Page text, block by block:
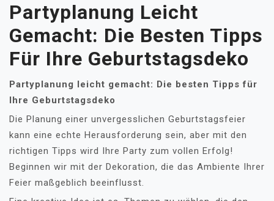
Partyplanung Leicht
Gemacht: Die Besten Tipps
Für Ihre Geburtstagsdeko
Partyplanung leicht gemacht: Die besten Tipps für
Ihre Geburtstagsdeko
Die Planung einer unvergesslichen Geburtstagsfeier
kann eine echte Herausforderung sein, aber mit den
richtigen Tipps wird Ihre Party zum vollen Erfolg!
Beginnen wir mit der Dekoration, die das Ambiente Ihrer
Feier maßgeblich beeinflusst.